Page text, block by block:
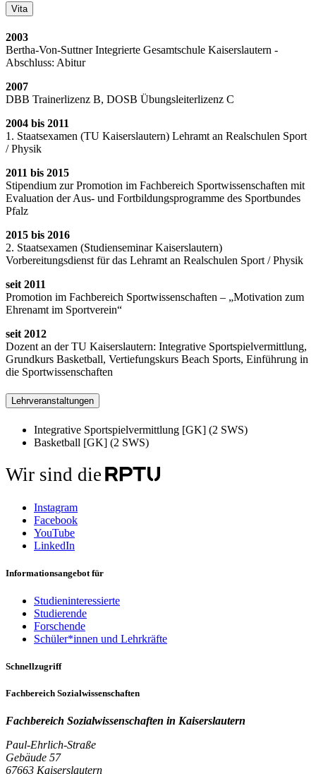
Vita
2003
Bertha-Von-Suttner Integrierte Gesamtschule Kaiserslautern -
Abschluss: Abitur
2007
DBB Trainerlizenz B, DOSB Übungsleiterlizenz C
2004 bis 2011
1. Staatsexamen (TU Kaiserslautern) Lehramt an Realschulen Sport
/ Physik
2011 bis 2015
Stipendium zur Promotion im Fachbereich Sportwissenschaften mit
Evaluation der Aus- und Fortbildungsprogramme des Sportbundes
Pfalz
2015 bis 2016
2. Staatsexamen (Studienseminar Kaiserslautern)
Vorbereitungsdienst für das Lehramt an Realschulen Sport / Physik
seit 2011
Promotion im Fachbereich Sportwissenschaften – „Motivation zum
Ehrenamt im Sportverein“
seit 2012
Dozent an der TU Kaiserslautern: Integrative Sportspielvermittlung,
Grundkurs Basketball, Vertiefungskurs Beach Sports, Einführung in
die Sportwissenschaften
Lehrveranstaltungen
Integrative Sportspielvermittlung [GK] (2 SWS)
Basketball [GK] (2 SWS)
Wir sind die
Instagram
Facebook
YouTube
LinkedIn
Informationsangebot für
Studieninteressierte
Studierende
Forschende
Schüler*innen und Lehrkräfte
Schnellzugriff
Fachbereich Sozialwissenschaften
Fachbereich Sozialwissenschaften in Kaiserslautern
Paul-Ehrlich-Straße
Gebäude 57
67663 Kaiserslautern